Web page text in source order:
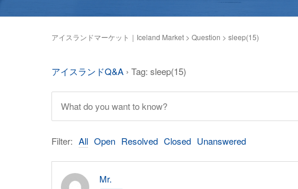
アイスランドマーケット｜Iceland Market > Question > sleep(15)
アイスランドQ&A › Tag: sleep(15)
Filter: All Open Resolved Closed Unanswered
Mr.